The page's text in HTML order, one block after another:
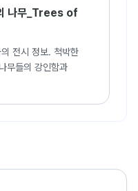
나무_Trees of
전시 정보. 척박한
무들의 강인함과